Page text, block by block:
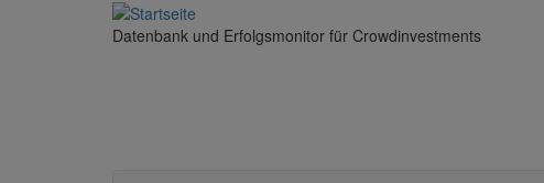
Direkt zum Inhalt
Datenbank und Erfolgsmonitor für Crowdinvestments